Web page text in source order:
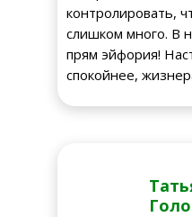
контролировать,
слишком много. В
прям эйфория!
спокойнее,